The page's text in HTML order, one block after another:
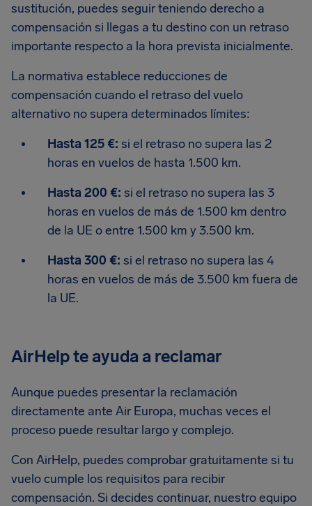
sustitución, puedes seguir teniendo derecho a
compensación si llegas a tu destino con un retraso
importante respecto a la hora prevista inicialmente.
La normativa establece reducciones de
compensación cuando el retraso del vuelo
alternativo no supera determinados límites:
Hasta 125 €: si el retraso no supera las 2
horas en vuelos de hasta 1.500 km.
Hasta 200 €: si el retraso no supera las 3
horas en vuelos de más de 1.500 km dentro
de la UE o entre 1.500 km y 3.500 km.
Hasta 300 €: si el retraso no supera las 4
horas en vuelos de más de 3.500 km fuera de
la UE.
AirHelp te ayuda a reclamar
Aunque puedes presentar la reclamación
directamente ante Air Europa, muchas veces el
proceso puede resultar largo y complejo.
Con AirHelp, puedes comprobar gratuitamente si tu
vuelo cumple los requisitos para recibir
compensación. Si decides continuar, nuestro equipo